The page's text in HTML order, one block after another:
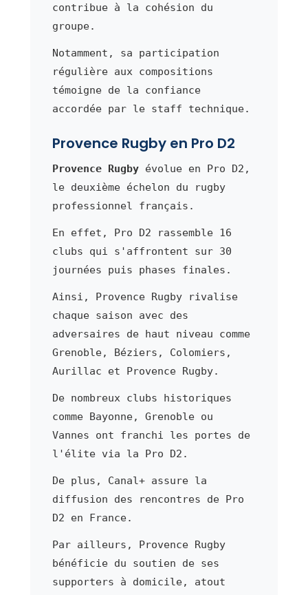
contribue à la cohésion du
groupe.
Notamment, sa participation
régulière aux compositions
témoigne de la confiance
accordée par le staff technique.
Provence Rugby en Pro D2
Provence Rugbyévolue en Pro D2,
le deuxième échelon du rugby
professionnel français.
En effet, Pro D2 rassemble 16
clubs qui s'affrontent sur 30
journées puis phases finales.
Ainsi, Provence Rugby rivalise
chaque saison avec des
adversaires de haut niveau comme
Grenoble, Béziers, Colomiers,
Aurillac et Provence Rugby.
De nombreux clubs historiques
comme Bayonne, Grenoble ou
Vannes ont franchi les portes de
l'élite via la Pro D2.
De plus, Canal+ assure la
diffusion des rencontres de Pro
D2 en France.
Par ailleurs, Provence Rugby
bénéficie du soutien de ses
supporters à domicile, atout